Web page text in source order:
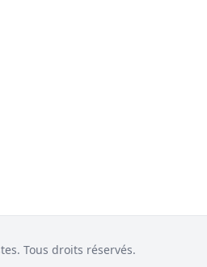
Tous droits réservés.